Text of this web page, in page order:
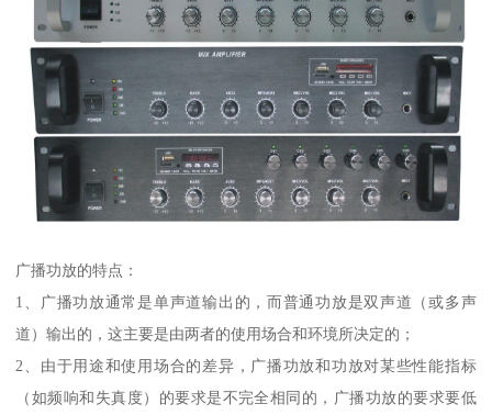
广播功放的特点：
1、广播功放通常是单声道输出的，而普通功放是双声道（或多声
道）输出的，这主要是由两者的使用场合和环境所决定的；
2、由于用途和使用场合的差异，广播功放和功放对某些性能指标
（如频响和失真度）的要求是不完全相同的，广播功放的要求要低